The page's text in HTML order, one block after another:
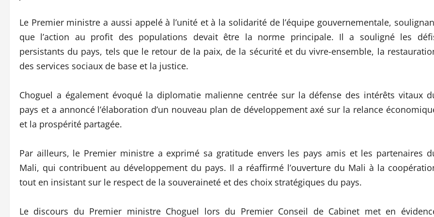
Le Premier ministre a aussi appelé à l’unité et à la solidarité de l’équipe gouvernementale,
que l’action au profit des populations devait être la norme principale. Il a souligné les
persistants du pays, tels que le retour de la paix, de la sécurité et du vivre-ensemble, la
des services sociaux de base et la justice.
Choguel a également évoqué la diplomatie malienne centrée sur la défense des intérêts vitaux
pays et a annoncé l’élaboration d’un nouveau plan de développement axé sur la relance
et la prospérité partagée.
Par ailleurs, le Premier ministre a exprimé sa gratitude envers les pays amis et les partenaires
Mali, qui contribuent au développement du pays. Il a réaffirmé l’ouverture du Mali à la
tout en insistant sur le respect de la souveraineté et des choix stratégiques du pays.
Le discours du Premier ministre Choguel lors du Premier Conseil de Cabinet met en